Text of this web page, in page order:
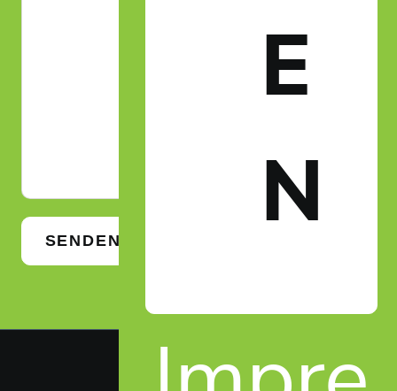
E
N
SENDEN